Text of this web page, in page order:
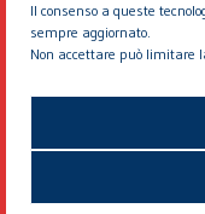
Il consenso a queste
sempre aggiornato.
Non accettare può limitare
©